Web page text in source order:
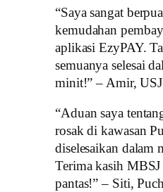
“Saya sangat
kemudahan
aplikasi EzyPAY.
semuanya selesai
minit!” – Amir, USJ
“Aduan saya
rosak di kawasan
diselesaikan dalam
Terima kasih MBSJ
pantas!” – Siti,